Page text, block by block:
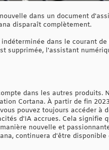
dans un document
disparaît complètement.
dans le courant
supprimée, l'assistant
dans les autres produits.
Cortana. À partir de fin
pouvez toujours accéder à
d'IA accrues. Cela signifie
nouvelle et
continuera d'être